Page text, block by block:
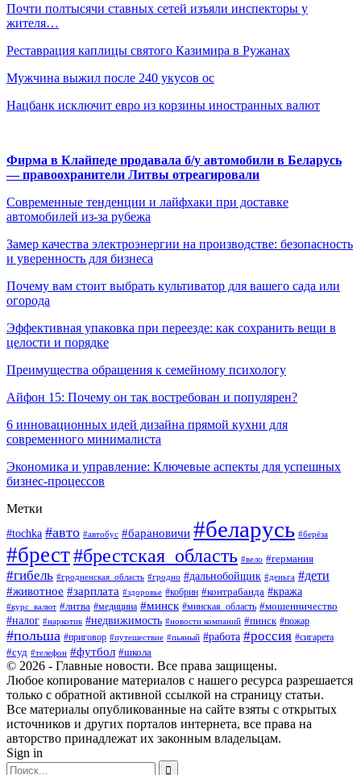
Почти полтысячи ставных сетей изъяли инспекторы у
жителя…
Реставрация каплицы святого Казимира в Ружанах
Мужчина выжил после 240 укусов ос
Нацбанк исключит евро из корзины иностранных валют
Фирма в Клайпеде продавала б/у автомобили в Беларусь
— правоохранители Литвы отреагировали
Современные тенденции и лайфхаки при доставке
автомобилей из-за рубежа
Замер качества электроэнергии на производстве: безопасность
и уверенность для бизнеса
Почему вам стоит выбрать культиватор для вашего сада или
огорода
Эффективная упаковка при переезде: как сохранить вещи в
целости и порядке
Преимущества обращения к семейному психологу
Айфон 15: Почему он так востребован и популярен?
6 инновационных идей дизайна прямой кухни для
современного минималиста
Экономика и управление: Ключевые аспекты для успешных
бизнес-процессов
Метки
#tochka #авто #автобус #барановичи #беларусь #берёза
#брест#брестская_область #вело #германия
#гибель #гродненская_область #гродно #дальнобойщик #деньга #дети
#животное #зарплата #здоровье #кобрин #контрабанда #кража
#курс_валют #литва #медицина #минск #минская_область #мошенничество
#налог #наркотик #недвижимость #новости компаний #пинск #пожар
#польша #приговор #путешествие #пьяный #работа #россия #сигарета
#суд #телефон #футбол #школа
© 2026 - Главные новости. Все права защищены.
Любое копирование материалов с нашего ресурса разрешается
только с обратной активной ссылкой на страницу статьи.
Все материалы опубликованные на сайте взяты с открытых
источников и других порталов интернета, все права на
авторство принадлежат их законным владельцам.
Sign in